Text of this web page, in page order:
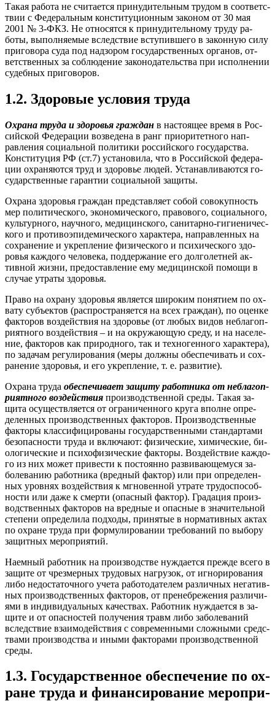
Та­кая ра­бота не счи­та­ет­ся при­нуди­тель­ным тру­дом в со­от­ветс­
твии с Фе­дераль­ным кон­сти­туци­он­ным за­коном от 30 мая
2001 № 3-ФКЗ. Не от­но­сят­ся к при­нуди­тель­но­му тру­ду ра­
боты, вы­пол­ня­емые вследс­твие всту­пив­ше­го в за­кон­ную си­лу
при­гово­ра су­да под над­зо­ром го­сударс­твен­ных ор­га­нов, от­
ветс­твен­ных за соб­лю­дение за­коно­датель­ства при ис­полне­нии
су­деб­ных при­гово­ров.
1.2. Здо­ровые ус­ло­вия тру­да
Ох­ра­на тру­да и здо­ровья граж­дан в нас­то­ящее вре­мя в Рос­
сий­ской Фе­дера­ции воз­ве­дена в ранг при­ори­тет­но­го нап­
равле­ния со­ци­аль­ной по­лити­ки рос­сий­ско­го го­сударс­тва.
Кон­сти­туция РФ (ст.7) ус­та­нови­ла, что в Рос­сий­ской фе­дера­
ции ох­ра­ня­ют­ся труд и здо­ровье лю­дей. Ус­та­нав­ли­ва­ют­ся го­
сударс­твен­ные га­ран­тии со­ци­аль­ной за­щиты.
Ох­ра­на здо­ровья граж­дан пред­став­ля­ет со­бой со­вокуп­ность
мер по­лити­чес­ко­го, эко­номи­чес­ко­го, пра­вово­го, со­ци­аль­но­го,
куль­тур­но­го, на­уч­но­го, ме­дицин­ско­го, са­нитар­но-ги­ги­ени­чес­
ко­го и про­тиво­эпи­деми­чес­ко­го ха­рак­те­ра, нап­равлен­ных на
сох­ра­нение и ук­репле­ние фи­зичес­ко­го и пси­хичес­ко­го здо­
ровья каж­до­го че­лове­ка, под­держа­ние его дол­го­лет­ней ак­
тивной жиз­ни, пре­дос­тавле­ние ему ме­дицин­ской по­мощи в
слу­чае ут­ра­ты здо­ровья.
Пра­во на ох­ра­ну здо­ровья яв­ля­ет­ся ши­роким по­няти­ем по ох­
ва­ту субъ­ек­тов (рас­простра­ня­ет­ся на всех граж­дан), по оцен­ке
фак­то­ров воз­дей­ствия на здо­ровье (от лю­бых ви­дов неб­ла­гоп­
ри­ят­но­го воз­дей­ствия – и на ок­ру­жа­ющую сре­ду, и на на­селе­
ние, фак­то­ров как при­род­но­го, так и тех­но­ген­но­го ха­рак­те­ра),
по за­дачам ре­гули­рова­ния (ме­ры дол­жны обес­пе­чивать и сох­
ра­нение здо­ровья, и его ук­репле­ние, т. е. раз­ви­тие).
Ох­ра­на тру­да обес­пе­чива­ет за­щиту ра­бот­ни­ка от неб­ла­гоп­
ри­ят­но­го воз­дей­ствия про­из­водс­твен­ной сре­ды. Та­кая за­
щита осу­щест­вля­ет­ся от ог­ра­ничен­но­го кру­га впол­не оп­ре­
делен­ных про­из­водс­твен­ных фак­то­ров. Про­из­водс­твен­ные
фак­то­ры клас­си­фици­рова­ны го­сударс­твен­ны­ми стан­дарта­ми
бе­зопас­ности тру­да и вклю­ча­ют: фи­зичес­кие, хи­мичес­кие, би­
оло­гичес­кие и пси­хофи­зичес­кие фак­то­ры. Воз­дей­ствие каж­до­
го из них мо­жет при­вес­ти к пос­то­ян­но раз­ви­ва­юще­муся за­
боле­ванию ра­бот­ни­ка (вред­ный фак­тор) или при оп­ре­делен­
ных уров­нях воз­дей­ствия к мгно­вен­ной ут­ра­те тру­дос­по­соб­
ности или да­же к смер­ти (опас­ный фак­тор). Гра­дация про­из­
водс­твен­ных фак­то­ров на вред­ные и опас­ные в зна­читель­ной
сте­пени оп­ре­дели­ла под­хо­ды, при­нятые в нор­ма­тив­ных ак­тах
по ох­ра­не тру­да при фор­му­лиро­вании тре­бова­ний по вы­бору
за­щит­ных ме­роп­ри­ятий.
На­ем­ный ра­бот­ник на про­из­водс­тве нуж­да­ет­ся преж­де все­го в
за­щите от чрез­мерных тру­довых наг­ру­зок, от иг­но­риро­вания
ли­бо не­дос­та­точ­но­го уче­та ра­бото­дате­лем раз­личных не­гатив­
ных про­из­водс­твен­ных фак­то­ров, от пре­неб­ре­жения раз­ли­чи­
ями в ин­ди­виду­аль­ных ка­чес­твах. Ра­бот­ник нуж­да­ет­ся в за­
щите и от опас­ностей по­луче­ния травм ли­бо за­боле­ваний
вследс­твие вза­имо­дей­ствия с сов­ре­мен­ны­ми слож­ны­ми средс­
тва­ми про­из­водс­тва и ины­ми фак­то­рами про­из­водс­твен­ной
сре­ды.
1.3. Го­сударс­твен­ное обес­пе­чение по ох­
ра­не тру­да и фи­нан­си­рова­ние ме­роп­ри­